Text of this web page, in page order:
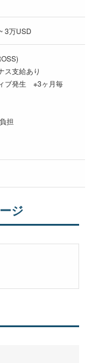
3万USD
ス支給あり
ブ発生 ※3ヶ月毎
担
ジ